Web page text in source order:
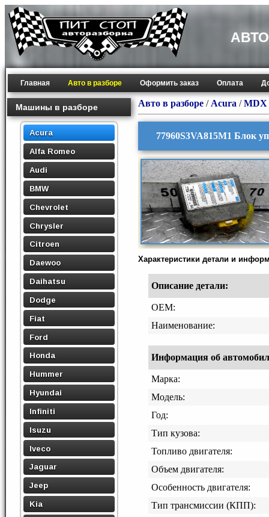
Главная Авто в разборе Оформить заказ Оплата
Машины в разборе
Acura
Alfa Romeo
Audi
BMW
Chevrolet
Chrysler
Citroen
Daewoo
Daihatsu
Dodge
Fiat
Ford
Honda
Hummer
Hyundai
Infiniti
Isuzu
Iveco
Jaguar
Jeep
Kia
Авто в разборе / Acura /MDX
77960S3VA815M1 Блок
Характеристики детали и
Описание детали:
OEM:
Наименование:
Информация об
Марка:
Модель:
Год:
Тип кузова:
Топливо двигателя:
Объем двигателя:
Особенность двигателя:
Тип трансмиссии (КПП):